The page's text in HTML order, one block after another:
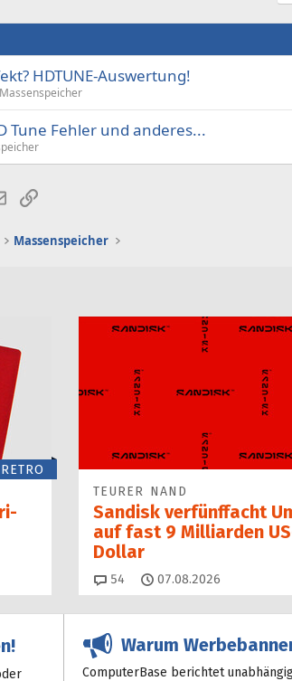
HDTUNE-Auswertung!
Massenspeicher
Tune Fehler und anderes...
E-MailLink
Massenspeicher
RETRO
TEURER NAND
Sandisk verfünffacht
auf fast 9 Milliarden
Dollar
54 Kommentare
07.08.2026
Warum
ComputerBase berichtet